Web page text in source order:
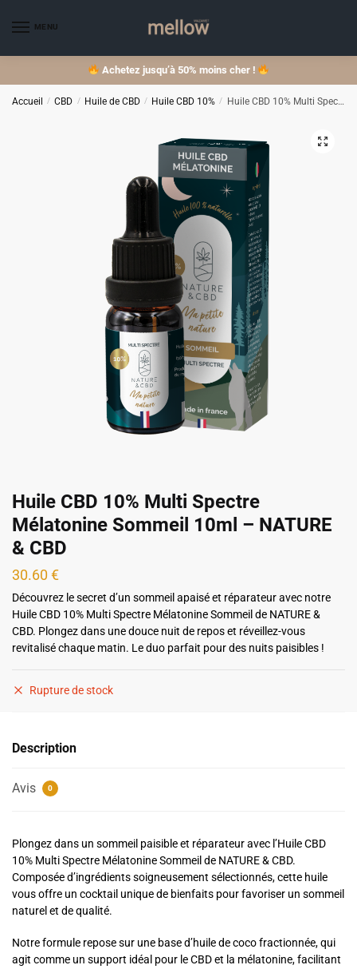
MENU
Achetez jusqu’à 50% moins cher !
Accueil / CBD / Huile de CBD / Huile CBD 10% / Huile CBD 10% Multi Spectre Mélatonine Sommeil 10ml – NATURE & CBD
Huile CBD 10% Multi Spectre
Mélatonine Sommeil 10ml – NATURE
& CBD
30.60 €
Découvrez le secret d’un sommeil apaisé et réparateur avec notre
Huile CBD 10% Multi Spectre Mélatonine Sommeil de NATURE &
CBD. Plongez dans une douce nuit de repos et réveillez-vous
revitalisé chaque matin. Le duo parfait pour des nuits paisibles !
Rupture de stock
Description
Avis 0
Plongez dans un sommeil paisible et réparateur avec l’Huile CBD
10% Multi Spectre Mélatonine Sommeil de NATURE & CBD.
Composée d’ingrédients soigneusement sélectionnés, cette huile
vous offre un cocktail unique de bienfaits pour favoriser un sommeil
naturel et de qualité.
Notre formule repose sur une base d’huile de coco fractionnée, qui
agit comme un support idéal pour le CBD et la mélatonine, facilitant